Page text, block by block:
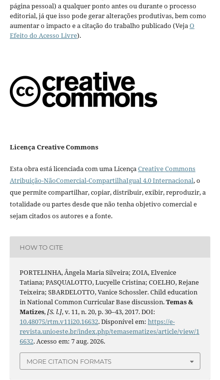
página pessoal) a qualquer ponto antes ou durante o processo
editorial, já que isso pode gerar alterações produtivas, bem como
aumentar o impacto e a citação do trabalho publicado (VejaO
Efeito do Acesso Livre).
Licença Creative Commons
Esta obra está licenciada com uma LicençaCreative Commons
Atribuição-NãoComercial-CompartilhaIgual 4.0 Internacional, o
que permite compartilhar, copiar, distribuir, exibir, reproduzir, a
totalidade ou partes desde que não tenha objetivo comercial e
sejam citados os autores e a fonte.
HOW TO CITE
PORTELINHA, Ângela Maria Silveira; ZOIA, Elvenice
Tatiana; PASQUALOTTO, Lucyelle Cristina; COELHO, Rejane
Teixeira; SBARDELOTTO, Vanice Schossler. Child education
in National Common Curricular Base discussion.Temas &
Matizes,[S. l.], v. 11, n. 20, p. 30–43, 2017. DOI:
10.48075/rtm.v11i20.16632. Disponível em: https://e-
revista.unioeste.br/index.php/temasematizes/article/view/1
6632. Acesso em: 7 aug. 2026.
MORE CITATION FORMATS